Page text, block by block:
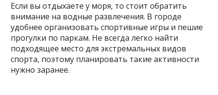
Если вы отдыхаете у моря, то стоит обратить
внимание на водные развлечения. В городе
удобнее организовать спортивные игры и пешие
прогулки по паркам. Не всегда легко найти
подходящее место для экстремальных видов
спорта, поэтому планировать такие активности
нужно заранее.